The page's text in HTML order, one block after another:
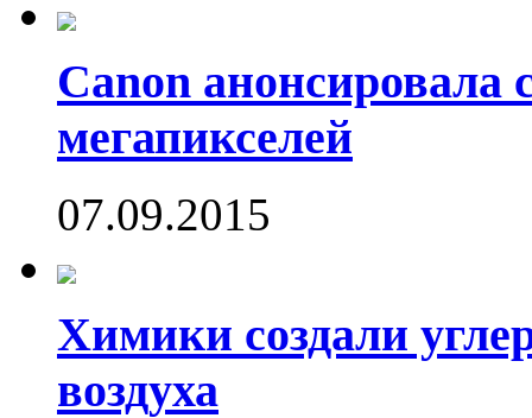
Canon анонсировала
мегапикселей
07.09.2015
Химики создали
воздуха